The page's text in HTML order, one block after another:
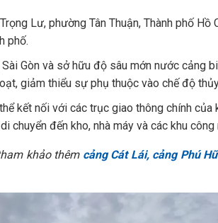
Lư, phường Tân Thuận, Thành phố Hồ
phố.
Gòn và sở hữu độ sâu mớn nước cảng
giảm thiểu sự phụ thuộc vào chế độ
kết nối với các trục giao thông chính của
chuyển đến kho, nhà máy và các khu công
khảo thêm cảng Cát Lái, cảng Phú